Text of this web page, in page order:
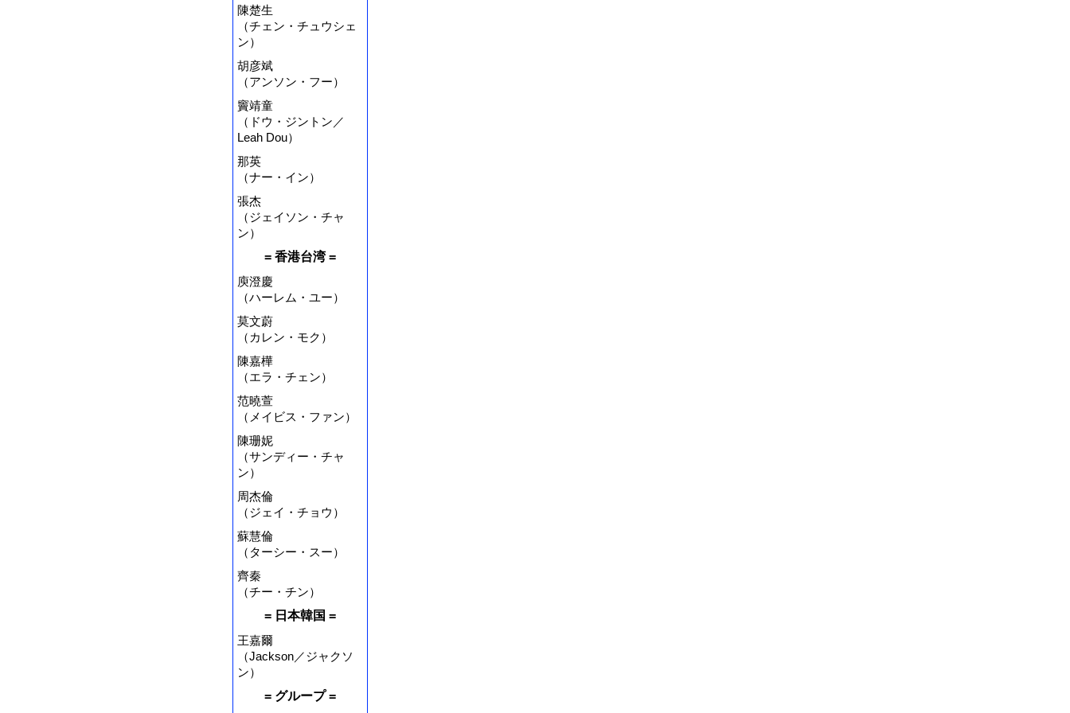
陳楚生
（チェン・チュウシェ
ン）
胡彦斌
（アンソン・フー）
竇靖童
（ドウ・ジントン／
Leah Dou）
那英
（ナー・イン）
張杰
（ジェイソン・チャ
ン）
= 香港台湾 =
庾澄慶
（ハーレム・ユー）
莫文蔚
（カレン・モク）
陳嘉樺
（エラ・チェン）
范曉萱
（メイビス・ファン）
陳珊妮
（サンディー・チャ
ン）
周杰倫
（ジェイ・チョウ）
蘇慧倫
（ターシー・スー）
齊秦
（チー・チン）
= 日本韓国 =
王嘉爾
（Jackson／ジャクソ
ン）
= グループ =